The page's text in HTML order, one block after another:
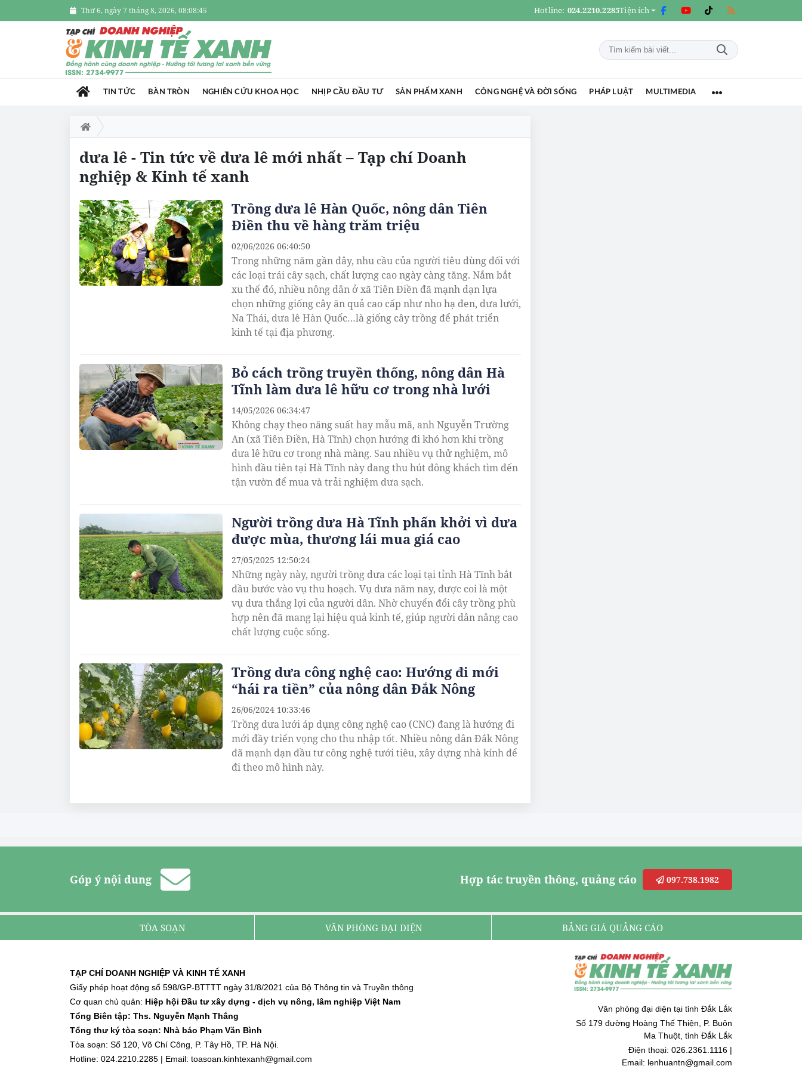
Thứ 6, ngày 7 tháng 8, 2026, 08:08:45 Hotline: 024.2210.2285Tiện ích
TIN TỨC BÀN TRÒN NGHIÊN CỨU KHOA HỌC NHỊP CẦU ĐẦU TƯ SẢN PHẨM XANH CÔNG NGHỆ VÀ ĐỜI SỐNG PHÁP LUẬT MULTIMEDIA
dưa lê - Tin tức về dưa lê mới nhất – Tạp chí Doanh
nghiệp & Kinh tế xanh
Trồng dưa lê Hàn Quốc, nông dân Tiên
Điền thu về hàng trăm triệu
Trong những năm gần đây, nhu cầu của người tiêu dùng đối với
các loại trái cây sạch, chất lượng cao ngày càng tăng. Nắm bắt
xu thế đó, nhiều nông dân ở xã Tiên Điền đã mạnh dạn lựa
chọn những giống cây ăn quả cao cấp như nho hạ đen, dưa lưới,
Na Thái, dưa lê Hàn Quốc…là giống cây trồng để phát triển
kinh tế tại địa phương.
02/06/2026 06:40:50
Bỏ cách trồng truyền thống, nông dân Hà
Tĩnh làm dưa lê hữu cơ trong nhà lưới
Không chạy theo năng suất hay mẫu mã, anh Nguyễn Trường
An (xã Tiên Điền, Hà Tĩnh) chọn hướng đi khó hơn khi trồng
dưa lê hữu cơ trong nhà màng. Sau nhiều vụ thử nghiệm, mô
hình đầu tiên tại Hà Tĩnh này đang thu hút đông khách tìm đến
tận vườn để mua và trải nghiệm dưa sạch.
14/05/2026 06:34:47
Người trồng dưa Hà Tĩnh phấn khởi vì dưa
được mùa, thương lái mua giá cao
Những ngày này, người trồng dưa các loại tại tỉnh Hà Tĩnh bắt
đầu bước vào vụ thu hoạch. Vụ dưa năm nay, được coi là một
vụ dưa thắng lợi của người dân. Nhờ chuyển đổi cây trồng phù
hợp nên đã mang lại hiệu quả kinh tế, giúp người dân nâng cao
chất lượng cuộc sống.
27/05/2025 12:50:24
Trồng dưa công nghệ cao: Hướng đi mới
“hái ra tiền” của nông dân Đắk Nông
Trồng dưa lưới áp dụng công nghệ cao (CNC) đang là hướng đi
mới đầy triển vọng cho thu nhập tốt. Nhiều nông dân Đắk Nông
đã mạnh dạn đầu tư công nghệ tưới tiêu, xây dựng nhà kính để
đi theo mô hình này.
26/06/2024 10:33:46
Góp ý nội dung Hợp tác truyền thông, quảng cáo 097.738.1982
TÒA SOẠN VĂN PHÒNG ĐẠI DIỆN BẢNG GIÁ QUẢNG CÁO
TẠP CHÍ DOANH NGHIỆP VÀ KINH TẾ XANH
Giấy phép hoạt động số 598/GP-BTTTT ngày 31/8/2021 của Bộ Thông tin và Truyền thông
Cơ quan chủ quản: Hiệp hội Đầu tư xây dựng - dịch vụ nông, lâm nghiệp Việt Nam
Tổng Biên tập: Ths. Nguyễn Mạnh Thắng
Tổng thư ký tòa soạn: Nhà báo Phạm Văn Bình
Tòa soạn: Số 120, Võ Chí Công, P. Tây Hồ, TP. Hà Nội.
Hotline: 024.2210.2285 | Email: toasoan.kinhtexanh@gmail.com
Văn phòng đại diện tại tỉnh Đắk Lắk
Số 179 đường Hoàng Thế Thiện, P. Buôn
Ma Thuột, tỉnh Đắk Lắk
Điện thoại: 026.2361.1116 |
Email: lenhuantn@gmail.com